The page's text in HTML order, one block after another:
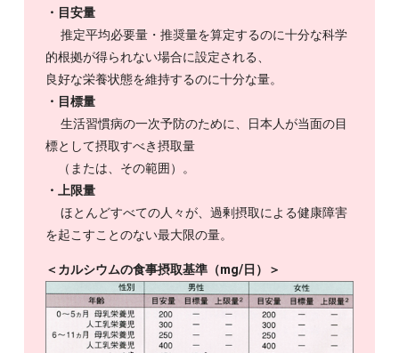
・目安量
推定平均必要量・推奨量を算定するのに十分な科学
的根拠が得られない場合に設定される、
良好な栄養状態を維持するのに十分な量。
・目標量
生活習慣病の一次予防のために、日本人が当面の目
標として摂取すべき摂取量
（または、その範囲）。
・上限量
ほとんどすべての人々が、過剰摂取による健康障害
を起こすことのない最大限の量。
＜カルシウムの食事摂取基準（mg/日）＞